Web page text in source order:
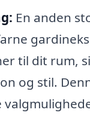
En anden
til dit rum,
og stil.